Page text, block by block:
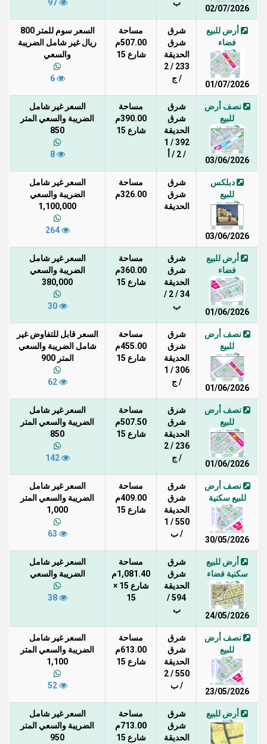
02/07/2026
ب 97
أرض للبيع
فضاء
01/07/2026
شرق
شرق
الحديقة
233 / 2
/ ج
مساحة
507.00م
شارع 15
السعر سوم للمتر 800
ريال غير شامل الضريبة
والسعي
6
نصف أرض
للبيع
03/06/2026
شرق
شرق
الحديقة
392 / 1
/ 2 / أ
مساحة
390.00م
شارع 15
السعر غير شامل
الضريبة والسعي المتر
850
8
دبلكس
للبيع
03/06/2026
شرق
شرق
الحديقة
مساحة
326.00م
السعر غير شامل
الضريبة والسعي
1,100,000
264
أرض للبيع
فضاء
01/06/2026
شرق
شرق
الحديقة
34 / 2 /
ب
مساحة
360.00م
شارع 15
السعر غير شامل
الضريبة والسعي
380,000
30
نصف أرض
للبيع
01/06/2026
شرق
شرق
الحديقة
306 / 1
/ ج
مساحة
455.00م
شارع 15
السعر قابل للتفاوض غير
شامل الضريبة والسعي
المتر 900
62
نصف أرض
للبيع
01/06/2026
شرق
شرق
الحديقة
236 / 2
/ ج
مساحة
507.50م
شارع 15
السعر غير شامل
الضريبة والسعي المتر
850
142
نصف أرض
للبيع سكنية
30/05/2026
شرق
شرق
الحديقة
550 / 1
/ ب
مساحة
409.00م
شارع 15
السعر غير شامل
الضريبة والسعي المتر
1,000
أرض للبيع
سكنية فضاء
24/05/2026
شرق
شرق
الحديقة
594 /
ب
مساحة
1,081.40م
شارع 15 ×
15
السعر غير شامل
الضريبة والسعي
38
نصف أرض
للبيع
23/05/2026
شرق
شرق
الحديقة
550 / 2
/ ب
مساحة
613.00م
شارع 15
السعر غير شامل
الضريبة والسعي المتر
1,100
52
أرض للبيع
شرق
شرق
الحديقة
مساحة
713.00م
شارع 15
السعر غير شامل
الضريبة والسعي المتر
950